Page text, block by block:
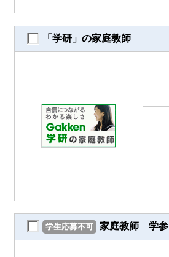
「学研」の家庭教師
学生応募不可 家庭教師 学参